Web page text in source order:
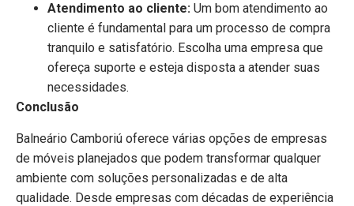
Atendimento ao cliente: Um bom atendimento ao
cliente é fundamental para um processo de compra
tranquilo e satisfatório. Escolha uma empresa que
ofereça suporte e esteja disposta a atender suas
necessidades.
Conclusão
Balneário Camboriú oferece várias opções de empresas
de móveis planejados que podem transformar qualquer
ambiente com soluções personalizadas e de alta
qualidade. Desde empresas com décadas de experiência